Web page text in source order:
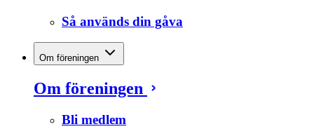
Så används din gåva
Om föreningen
Om föreningen
Bli medlem